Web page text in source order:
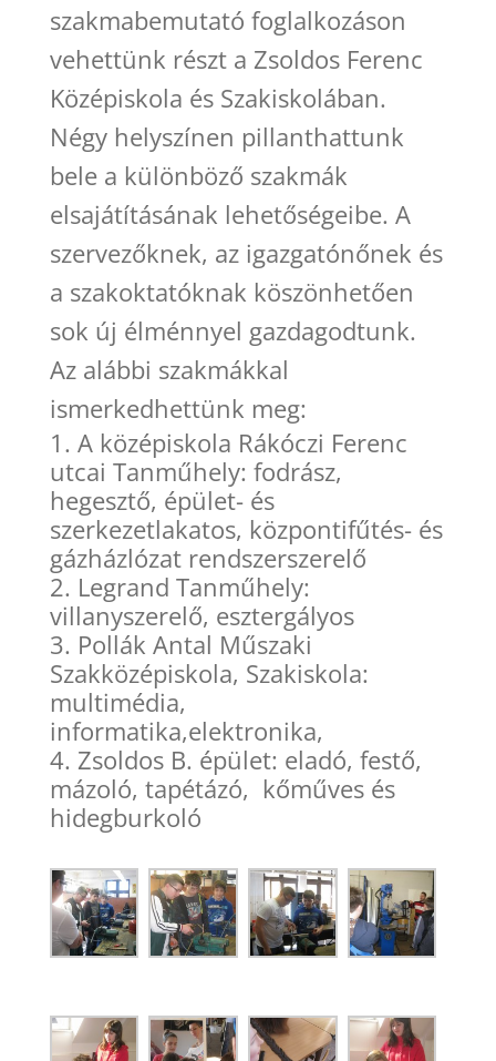
szakmabemutató foglalkozáson
vehettünk részt a Zsoldos Ferenc
Középiskola és Szakiskolában.
Négy helyszínen pillanthattunk
bele a különböző szakmák
elsajátításának lehetőségeibe. A
szervezőknek, az igazgatónőnek és
a szakoktatóknak köszönhetően
sok új élménnyel gazdagodtunk.
Az alábbi szakmákkal
ismerkedhettünk meg:
A középiskola Rákóczi Ferenc
utcai Tanműhely: fodrász,
hegesztő, épület- és
szerkezetlakatos, központifűtés- és
gázházlózat rendszerszerelő
Legrand Tanműhely:
villanyszerelő, esztergályos
Pollák Antal Műszaki
Szakközépiskola, Szakiskola:
multimédia,
informatika,elektronika,
Zsoldos B. épület: eladó, festő,
mázoló, tapétázó, kőműves és
hidegburkoló